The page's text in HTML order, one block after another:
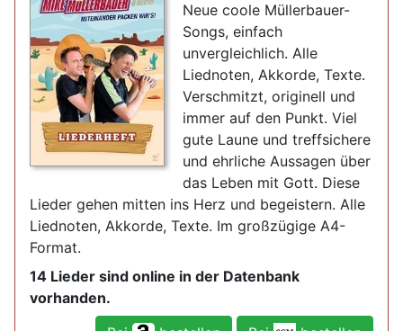
Neue coole Müllerbauer-
Songs, einfach
unvergleichlich. Alle
Liednoten, Akkorde, Texte.
Verschmitzt, originell und
immer auf den Punkt. Viel
gute Laune und treffsichere
und ehrliche Aussagen über
das Leben mit Gott. Diese
Lieder gehen mitten ins Herz und begeistern. Alle
Liednoten, Akkorde, Texte. Im großzügige A4-
Format.
14 Lieder sind online in der Datenbank
vorhanden.